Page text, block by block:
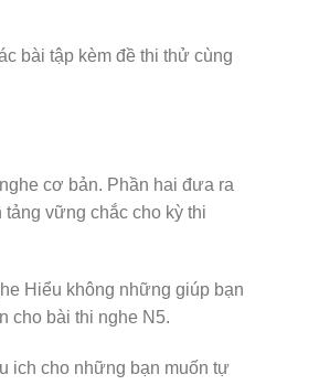
bài tập kèm đề thi thử cùng
cơ bản. Phần hai đưa ra
vững chắc cho kỳ thi
Hiểu không những giúp bạn
cho bài thi nghe N5.
ich cho những bạn muốn tự